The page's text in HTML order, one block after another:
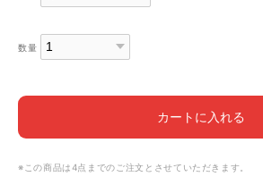
数量
カートに入れる
※この商品は4点までのご注文とさせていただきます。